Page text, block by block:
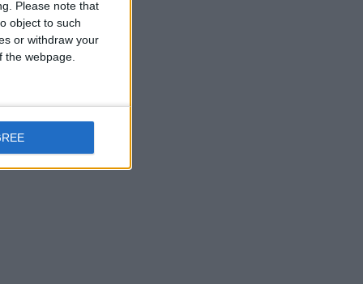
Please note that
object to such
or withdraw your
webpage.
{
);